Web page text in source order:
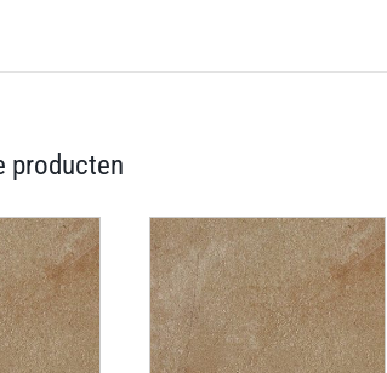
producten